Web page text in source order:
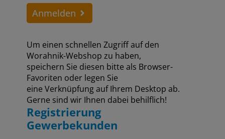
Anmelden
Um einen schnellen Zugriff auf den
Worahnik-Webshop zu haben,
speichern Sie diesen bitte als Browser-
Favoriten oder legen Sie
eine Verknüpfung auf Ihrem Desktop ab.
Gerne sind wir Ihnen dabei behilflich!
Registrierung
Gewerbekunden